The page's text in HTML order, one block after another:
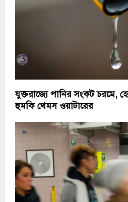
যুক্তরাজ্যে পানির সংকট চরমে,
হুমকি থেমস ওয়াটারের